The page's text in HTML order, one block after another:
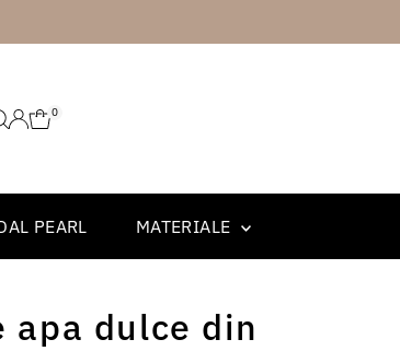
0
PEARL MATERIALE
apa dulce din